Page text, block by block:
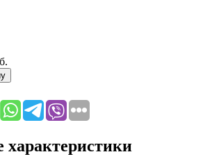
характеристики